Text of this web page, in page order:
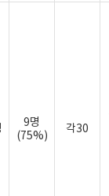
9명
(75%)
각30